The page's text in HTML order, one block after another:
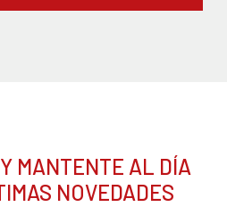
MANTENTE AL DÍA
NOVEDADES